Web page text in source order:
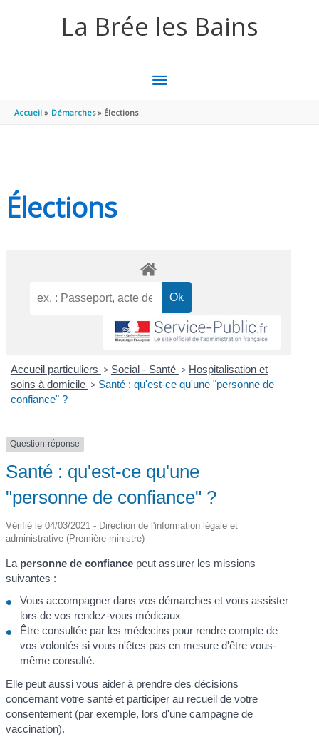
La Brée les Bains
MENU
Accueil Démarches Élections
Élections
Accueil particuliers > Social - Santé > Hospitalisation et
soins à domicile > Santé : qu'est-ce qu'une "personne de
confiance" ?
Question-réponse
Santé : qu'est-ce qu'une
"personne de confiance" ?
Vérifié le 04/03/2021 - Direction de l'information légale et
administrative (Première ministre)
La personne de confiance peut assurer les missions
suivantes :
Vous accompagner dans vos démarches et vous assister
lors de vos rendez-vous médicaux
Être consultée par les médecins pour rendre compte de
vos volontés si vous n'êtes pas en mesure d'être vous-
même consulté.
Elle peut aussi vous aider à prendre des décisions
concernant votre santé et participer au recueil de votre
consentement (par exemple, lors d'une campagne de
vaccination).